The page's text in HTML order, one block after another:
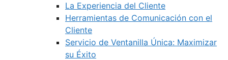
La Experiencia del Cliente
Herramientas de Comunicación con el
Cliente
Servicio de Ventanilla Única: Maximizar
su Éxito